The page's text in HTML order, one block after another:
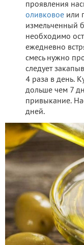
проявления
оливковое или
измельченный
необходимо
ежедневно
смесь нужно
следует
4 раза в день.
дольше чем 7
привыкание.
дней.